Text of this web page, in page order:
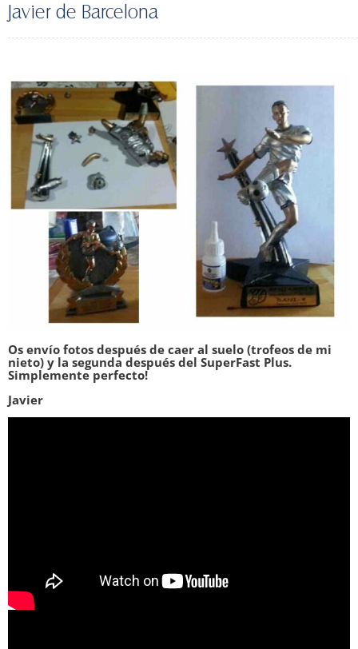
Javier de Barcelona
Os envío fotos después de caer al suelo (trofeos de mi
nieto) y la segunda después del SuperFast Plus.
Simplemente perfecto!
Javier